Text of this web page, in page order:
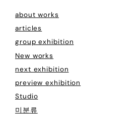
about works
articles
group exhibition
New works
next exhibition
preview exhibition
Studio
미분류